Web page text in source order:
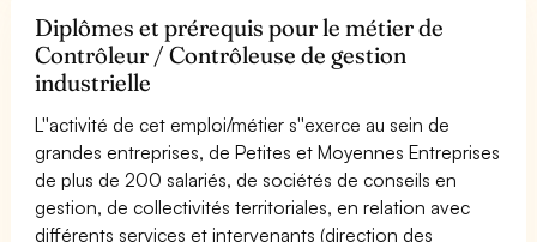
Diplômes et prérequis pour le métier de
Contrôleur / Contrôleuse de gestion
industrielle
L''activité de cet emploi/métier s''exerce au sein de
grandes entreprises, de Petites et Moyennes Entreprises
de plus de 200 salariés, de sociétés de conseils en
gestion, de collectivités territoriales, en relation avec
différents services et intervenants (direction des